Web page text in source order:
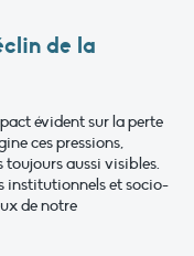
de la
évident sur la perte
ces pressions,
toujours aussi visibles.
institutionnels et socio-
de notre